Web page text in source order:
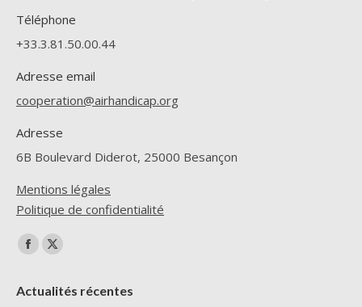
Téléphone
+33.3.81.50.00.44
Adresse email
cooperation@airhandicap.org
Adresse
6B Boulevard Diderot, 25000 Besançon
Mentions légales
Politique de confidentialité
Trouvez nous sur :
La
Facebook
La
X
Actualités récentes